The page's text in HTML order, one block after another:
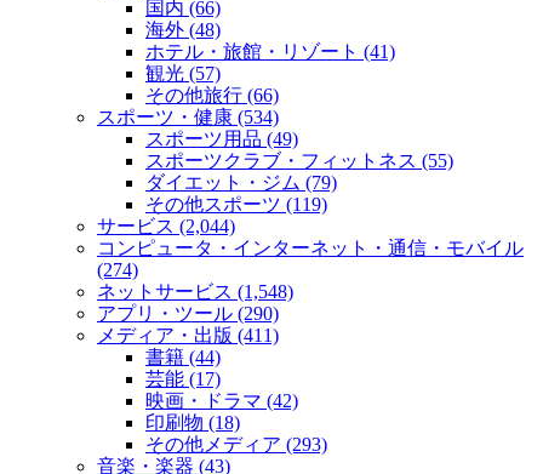
国内 (66)
海外 (48)
ホテル・旅館・リゾート (41)
観光 (57)
その他旅行 (66)
スポーツ・健康 (534)
スポーツ用品 (49)
スポーツクラブ・フィットネス (55)
ダイエット・ジム (79)
その他スポーツ (119)
サービス (2,044)
コンピュータ・インターネット・通信・モバイル
(274)
ネットサービス (1,548)
アプリ・ツール (290)
メディア・出版 (411)
書籍 (44)
芸能 (17)
映画・ドラマ (42)
印刷物 (18)
その他メディア (293)
音楽・楽器 (43)